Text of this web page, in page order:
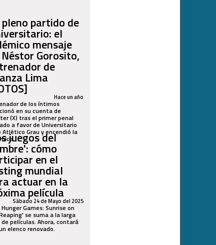
pleno partido de
el
mensaje
Gorosito,
de
Lima
Hace un año
de los íntimos
en su cuenta de
(X) tras el primer penal
a favor de Universitario
Grau y encendió la
juegos del
cómo
en el
mundial
actuar en la
película
Sábado 24 de Mayo del 2025
Games: Sunrise on
se suma a la larga
películas. Ahora, contará
elenco renovado.